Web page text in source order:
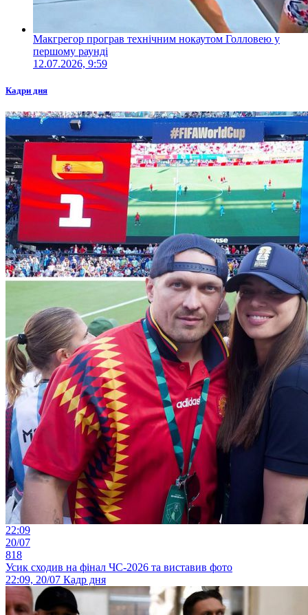
Макгрегор програв технічним нокаутом Голловею у
першому раунді
12.07.2026, 9:59
Кадри дня
22:09
20/07
818
Усик сходив на фінал ЧС-2026 та виставив фото
22:09, 20/07 Кадр дня